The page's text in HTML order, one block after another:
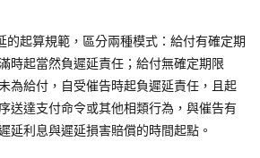
的起算規範，區分兩種模式：給付有確定期
時起當然負遲延責任；給付無確定期限
為給付，自受催告時起負遲延責任，且起
送達支付命令或其他相類行為，與催告有
延利息與遲延損害賠償的時間起點。